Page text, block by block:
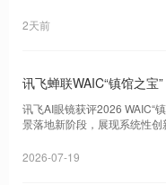
2天前
讯飞蝉联WAIC“镇馆之
终端商业化
讯飞AI眼镜获评2026 WAIC“
景落地新阶段，展现系统性创
2026-07-19